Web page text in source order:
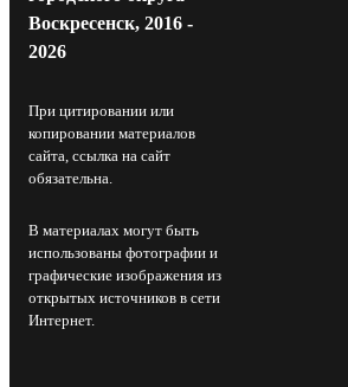
Воскресенск, 2016 -
2026
При цитировании или
копировании материалов
сайта, ссылка на сайт
обязательна.
В материалах могут быть
использованы фотографии и
графические изображения из
открытых источников в сети
Интернет.